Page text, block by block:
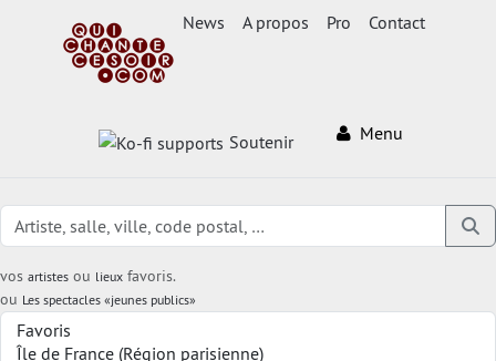
News A propos Pro Contact
Soutenir Menu
vos artistes ou lieux favoris.
ou Les spectacles «jeunes publics»